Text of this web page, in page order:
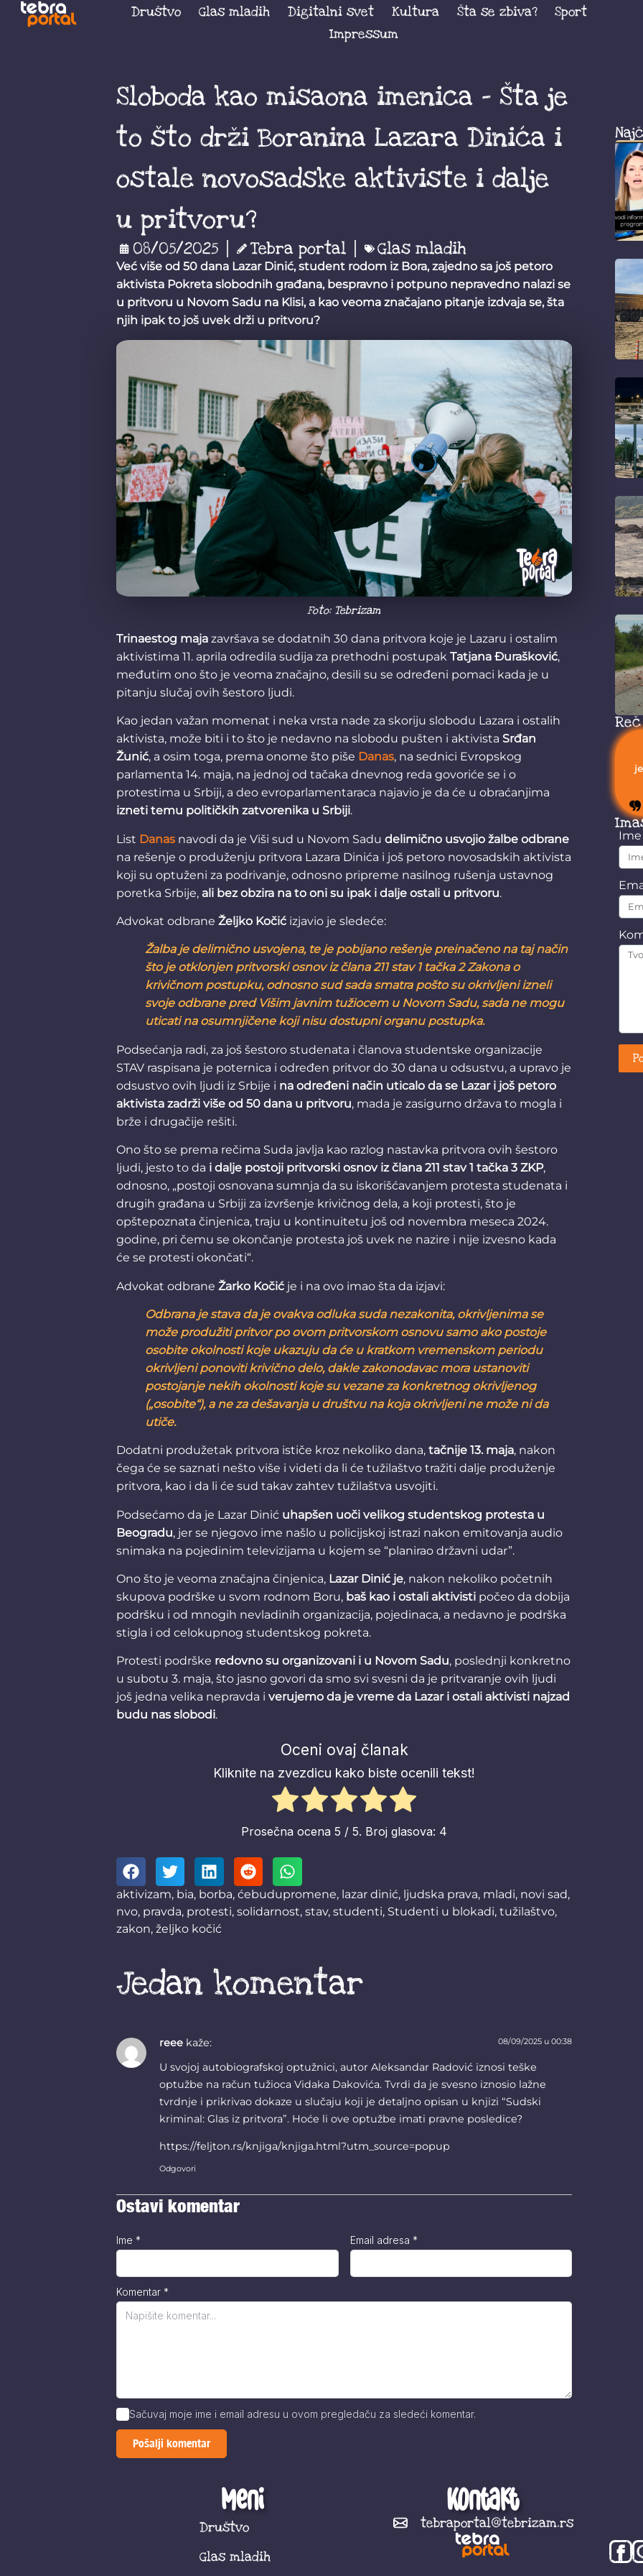
Društvo Glas mladih Digitalni svet Kultura Šta se zbiva?
Sport
Impressum
Sloboda kao misaona imenica – Šta je
to što drži Boranina Lazara Dinića i
ostale novosadske aktiviste i dalje
u pritvoru?
08/05/2025 Tebra portal Glas mladih
Već više od 50 dana Lazar Dinić, student rodom iz Bora, zajedno sa još petoro
aktivista Pokreta slobodnih građana, bespravno i potpuno nepravedno nalazi se
u pritvoru u Novom Sadu na Klisi, a kao veoma značajano pitanje izdvaja se, šta
njih ipak to još uvek drži u pritvoru?
Foto: Tebrizam
Trinaestog maja završava se dodatnih 30 dana pritvora koje je Lazaru i ostalim
aktivistima 11. aprila odredila sudija za prethodni postupak Tatjana Đurašković,
međutim ono što je veoma značajno, desili su se određeni pomaci kada je u
pitanju slučaj ovih šestoro ljudi.
Kao jedan važan momenat i neka vrsta nade za skoriju slobodu Lazara i ostalih
aktivista, može biti i to što je nedavno na slobodu pušten i aktivista Srđan
Žunić, a osim toga, prema onome što piše Danas, na sednici Evropskog
parlamenta 14. maja, na jednoj od tačaka dnevnog reda govoriće se i o
protestima u Srbiji, a deo evroparlamentaraca najavio je da će u obraćanjima
izneti temu političkih zatvorenika u Srbiji.
List Danas navodi da je Viši sud u Novom Sadu delimično usvojio žalbe odbrane
na rešenje o produženju pritvora Lazara Dinića i još petoro novosadskih aktivista
koji su optuženi za podrivanje, odnosno pripreme nasilnog rušenja ustavnog
poretka Srbije, ali bez obzira na to oni su ipak i dalje ostali u pritvoru.
Advokat odbrane Željko Kočić izjavio je sledeće:
Žalba je delimično usvojena, te je pobijano rešenje preinačeno na taj način
što je otklonjen pritvorski osnov iz člana 211 stav 1 tačka 2 Zakona o
krivičnom postupku, odnosno sud sada smatra pošto su okrivljeni izneli
svoje odbrane pred Višim javnim tužiocem u Novom Sadu, sada ne mogu
uticati na osumnjičene koji nisu dostupni organu postupka.
Podsećanja radi, za još šestoro studenata i članova studentske organizacije
STAV raspisana je poternica i određen pritvor do 30 dana u odsustvu, a upravo je
odsustvo ovih ljudi iz Srbije i na određeni način uticalo da se Lazar i još petoro
aktivista zadrži više od 50 dana u pritvoru, mada je zasigurno država to mogla i
brže i drugačije rešiti.
Ono što se prema rečima Suda javlja kao razlog nastavka pritvora ovih šestoro
ljudi, jesto to da i dalje postoji pritvorski osnov iz člana 211 stav 1 tačka 3 ZKP,
odnosno, „postoji osnovana sumnja da su iskorišćavanjem protesta studenata i
drugih građana u Srbiji za izvršenje krivičnog dela, a koji protesti, što je
opštepoznata činjenica, traju u kontinuitetu još od novembra meseca 2024.
godine, pri čemu se okončanje protesta još uvek ne nazire i nije izvesno kada
će se protesti okončati“.
Advokat odbrane Žarko Kočić je i na ovo imao šta da izjavi:
Odbrana je stava da je ovakva odluka suda nezakonita, okrivljenima se
može produžiti pritvor po ovom pritvorskom osnovu samo ako postoje
osobite okolnosti koje ukazuju da će u kratkom vremenskom periodu
okrivljeni ponoviti krivično delo, dakle zakonodavac mora ustanoviti
postojanje nekih okolnosti koje su vezane za konkretnog okrivljenog
(„osobite“), a ne za dešavanja u društvu na koja okrivljeni ne može ni da
utiče.
Dodatni produžetak pritvora ističe kroz nekoliko dana, tačnije 13. maja, nakon
čega će se saznati nešto više i videti da li će tužilaštvo tražiti dalje produženje
pritvora, kao i da li će sud takav zahtev tužilaštva usvojiti.
Podsećamo da je Lazar Dinić uhapšen uoči velikog studentskog protesta u
Beogradu, jer se njegovo ime našlo u policijskoj istrazi nakon emitovanja audio
snimaka na pojedinim televizijama u kojem se “planirao državni udar”.
Ono što je veoma značajna činjenica, Lazar Dinić je, nakon nekoliko početnih
skupova podrške u svom rodnom Boru, baš kao i ostali aktivisti počeo da dobija
podršku i od mnogih nevladinih organizacija, pojedinaca, a nedavno je podrška
stigla i od celokupnog studentskog pokreta.
Protesti podrške redovno su organizovani i u Novom Sadu, poslednji konkretno
u subotu 3. maja, što jasno govori da smo svi svesni da je pritvaranje ovih ljudi
još jedna velika nepravda i verujemo da je vreme da Lazar i ostali aktivisti najzad
budu nas slobodi.
Oceni ovaj članak
Kliknite na zvezdicu kako biste ocenili tekst!
Prosečna ocena 5 / 5. Broj glasova: 4
aktivizam, bia, borba, ćebudupromene, lazar dinić, ljudska prava, mladi, novi sad,
nvo, pravda, protesti, solidarnost, stav, studenti, Studenti u blokadi, tužilaštvo,
zakon, željko kočić
Jedan komentar
reee kaže: 08/09/2025 u 00:38
U svojoj autobiografskoj optužnici, autor Aleksandar Radović iznosi teške
optužbe na račun tužioca Vidaka Dakovića. Tvrdi da je svesno iznosio lažne
tvrdnje i prikrivao dokaze u slučaju koji je detaljno opisan u knjizi “Sudski
kriminal: Glas iz pritvora”. Hoće li ove optužbe imati pravne posledice?
https://feljton.rs/knjiga/knjiga.html?utm_source=popup
Odgovori
Ostavi komentar
Komentar *
Ime * Email adresa *
Sačuvaj moje ime i email adresu u ovom pregledaču za sledeći komentar.
Ime
Meni
Društvo
Glas mladih
Kontakt
tebraportal@tebrizam.rs